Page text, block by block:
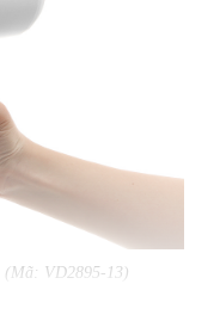
(Mã: VD2895-13)